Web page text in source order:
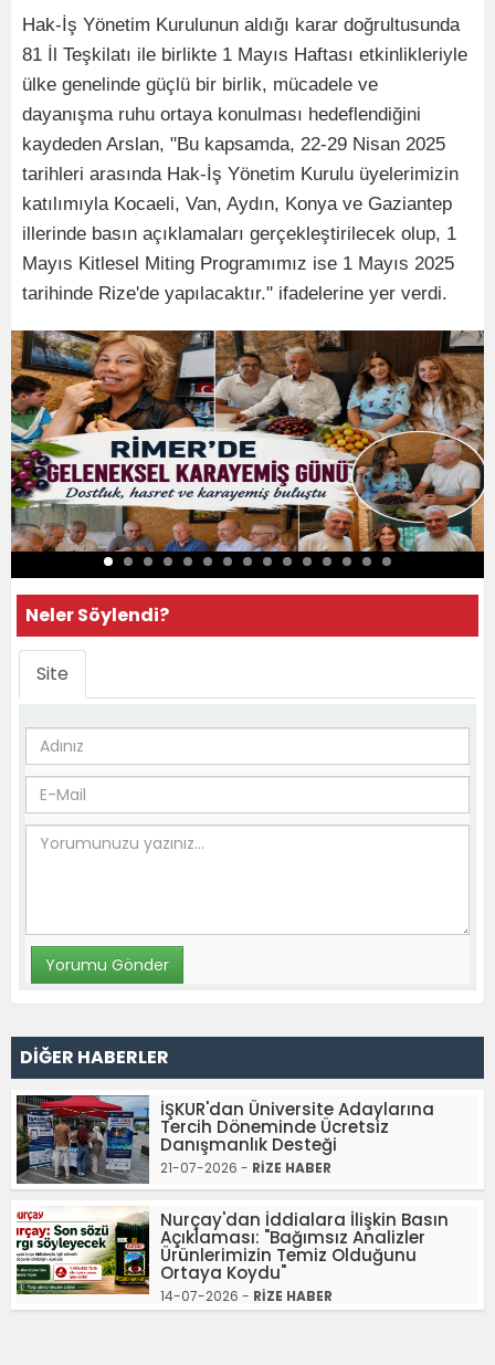
Hak-İş Yönetim Kurulunun aldığı karar doğrultusunda
81 İl Teşkilatı ile birlikte 1 Mayıs Haftası etkinlikleriyle
ülke genelinde güçlü bir birlik, mücadele ve
dayanışma ruhu ortaya konulması hedeflendiğini
kaydeden Arslan, "Bu kapsamda, 22-29 Nisan 2025
tarihleri arasında Hak-İş Yönetim Kurulu üyelerimizin
katılımıyla Kocaeli, Van, Aydın, Konya ve Gaziantep
illerinde basın açıklamaları gerçekleştirilecek olup, 1
Mayıs Kitlesel Miting Programımız ise 1 Mayıs 2025
tarihinde Rize'de yapılacaktır." ifadelerine yer verdi.
Neler Söylendi?
Site
DİĞER HABERLER
İŞKUR'dan Üniversite Adaylarına
Tercih Döneminde Ücretsiz
Danışmanlık Desteği
21-07-2026 - RİZE HABER
Nurçay'dan İddialara İlişkin Basın
Açıklaması: "Bağımsız Analizler
Ürünlerimizin Temiz Olduğunu
Ortaya Koydu"
14-07-2026 - RİZE HABER